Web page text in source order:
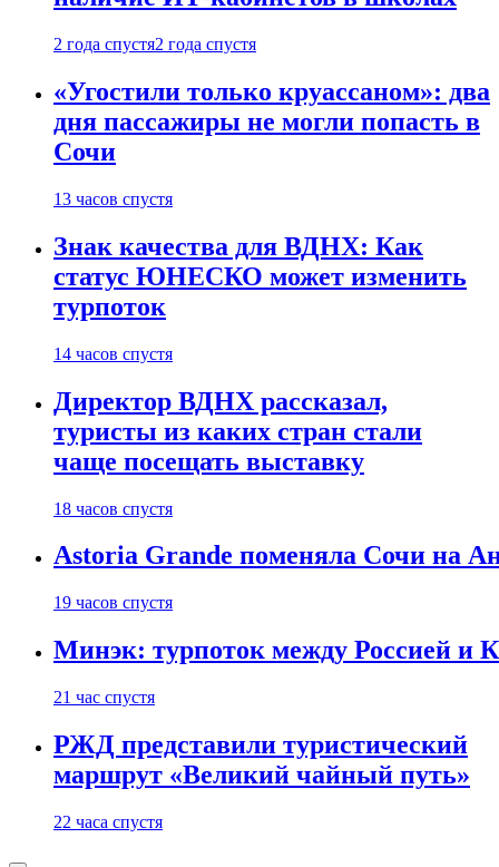
2 года спустя2 года спустя
«Угостили только круассаном»: два
дня пассажиры не могли попасть в
Сочи
13 часов спустя
Знак качества для ВДНХ: Как
статус ЮНЕСКО может изменить
турпоток
14 часов спустя
Директор ВДНХ рассказал,
туристы из каких стран стали
чаще посещать выставку
18 часов спустя
Astoria Grande поменяла Сочи на
19 часов спустя
Минэк: турпоток между Россией и
21 час спустя
РЖД представили туристический
маршрут «Великий чайный путь»
22 часа спустя